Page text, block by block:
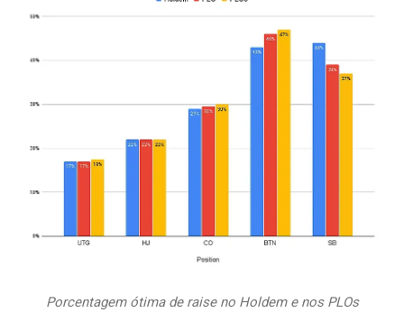
Porcentagem ótima de raise no Holdem e nos PLOs